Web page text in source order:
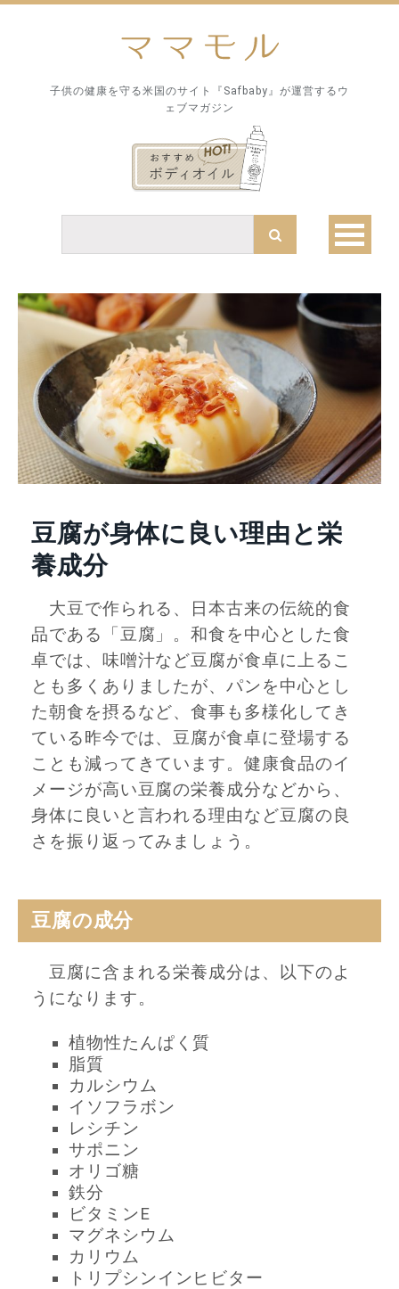
子供の健康を守る米国のサイト『Safbaby』が運営するウ
ェブマガジン
豆腐が身体に良い理由と栄
養成分
大豆で作られる、日本古来の伝統的食
品である「豆腐」。和食を中心とした食
卓では、味噌汁など豆腐が食卓に上るこ
とも多くありましたが、パンを中心とし
た朝食を摂るなど、食事も多様化してき
ている昨今では、豆腐が食卓に登場する
ことも減ってきています。健康食品のイ
メージが高い豆腐の栄養成分などから、
身体に良いと言われる理由など豆腐の良
さを振り返ってみましょう。
豆腐の成分
豆腐に含まれる栄養成分は、以下のよ
うになります。
植物性たんぱく質
脂質
カルシウム
イソフラボン
レシチン
サポニン
オリゴ糖
鉄分
ビタミンE
マグネシウム
カリウム
トリプシンインヒビター